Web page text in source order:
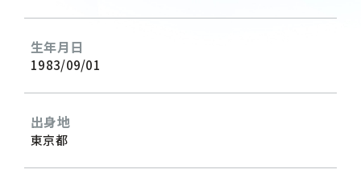
生年月日
1983/09/01
出身地
東京都